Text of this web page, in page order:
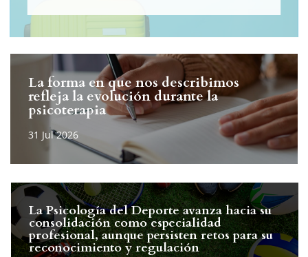
La forma en que nos describimos
refleja la evolución durante la
psicoterapia
La Psicología del Deporte avanza hacia su
consolidación como especialidad
profesional, aunque persisten retos para su
reconocimiento y regulación